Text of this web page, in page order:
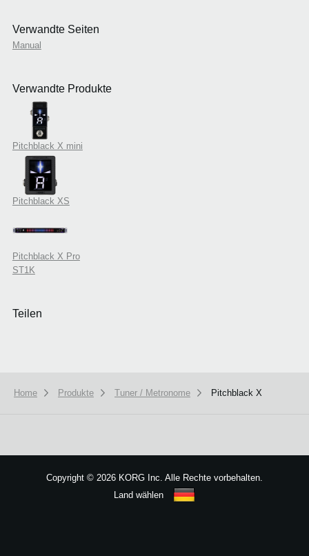
Verwandte Seiten
Manual
Verwandte Produkte
Pitchblack X mini
Pitchblack XS
Pitchblack X Pro
ST1K
Teilen
Home Produkte Tuner / Metronome Pitchblack X
Copyright © 2026 KORG Inc. Alle Rechte vorbehalten.
Land wählen